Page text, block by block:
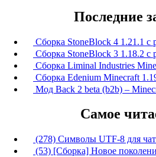
Последние
Сборка StoneBlock 4 1.21.1 с
Сборка StoneBlock 3 1.18.2 с
Сборка Liminal Industries
Сборка Edenium Minecraft
Мод Back 2 beta (b2b) –
Самое
(278) Символы UTF-8 для
(53) [Сборка] Новое